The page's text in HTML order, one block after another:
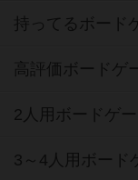
持ってるボード
高評価ボードゲ
2人用ボードゲ
3～4人用ボード